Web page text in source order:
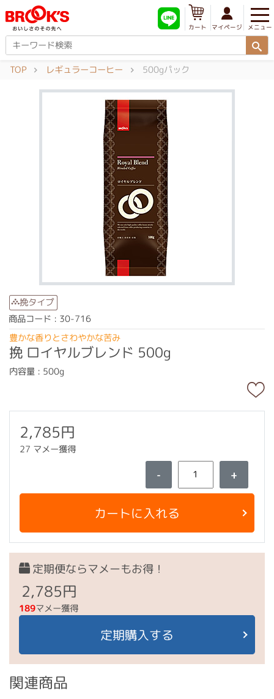
メニュー
マイページ
カート
TOP レギュラーコーヒー 500gパック
挽タイプ
商品コード : 30-716
豊かな香りとさわやかな苦み
挽 ロイヤルブレンド 500g
内容量 : 500g
2,785円
27 マメー獲得
- +
カートに入れる
定期便ならマメーもお得！
2,785円
189マメー獲得
定期購入する
関連商品